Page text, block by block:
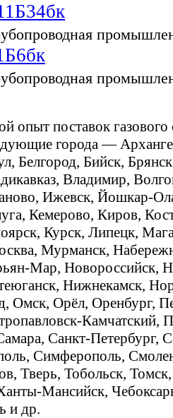
опыт поставок газового
города —
Белгород, Бийск,
Владимир,
Ижевск, Йошкар-
Кемерово, Киров,
Курск, Липецк,
Мурманск,
Мар, Новороссийск,
Нижнекамск,
Омск, Орёл, Оренбург,
Камчатский,
Санкт-Петербург,
Симферополь,
Тверь, Тобольск,
Мансийск,
и др.